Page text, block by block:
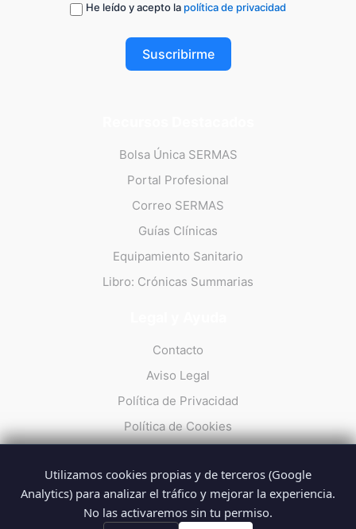
He leído y acepto la política de privacidad
Suscribirme
Bolsa Única SERMAS
Portal Profesional
Correo SERMAS
Guías Clínicas
Equipamiento Sanitario
Libro: Crónicas Summarias
Contacto
Aviso Legal
Política de Privacidad
Política de Cookies
© 2026 Summarios · La web no oficial de los profesionales del
Utilizamos cookies propias y de terceros (Google
Analytics) para analizar el tráfico y mejorar la experiencia.
No las activaremos sin tu permiso.